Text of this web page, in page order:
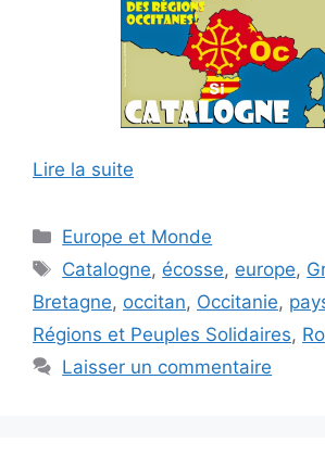
Lire la suite
Catégories
Europe et Monde
Étiquettes
Catalogne, écosse, europe,
Bretagne, occitan, Occitanie,
Régions et Peuples Solidaires,
Laisser un commentaire